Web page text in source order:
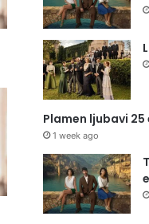
Plamen ljubavi
1 week ago